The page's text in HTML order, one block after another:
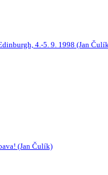
4.-5. 9. 1998 (Jan
(Jan Čulík)